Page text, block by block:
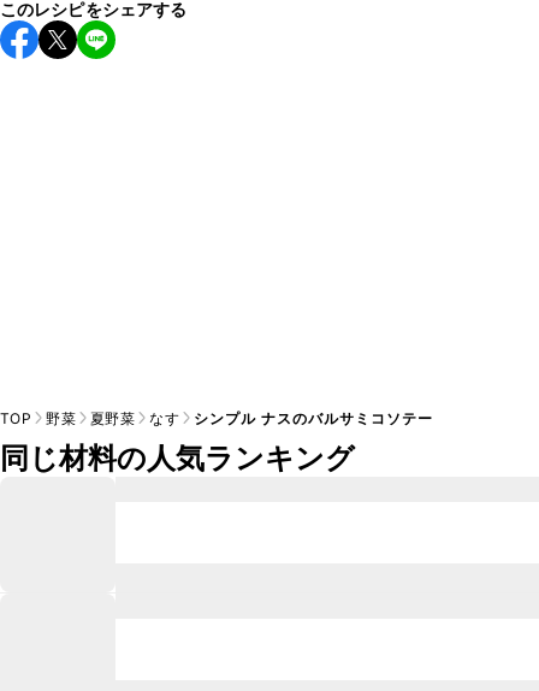
保存期間は冷蔵で翌日中が目安です。なるべくお早めにお召
し上がりください。
このレシピをシェアする
TOP 野菜 夏野菜 なす シンプル ナスのバルサミコソテー
同じ材料の人気ランキング